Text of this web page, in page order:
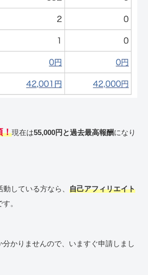
！現在は55,000円と過去最高報酬になり
している方なら、 自己アフィリエイト
す。
分かりませんので、いますぐ申請しまし